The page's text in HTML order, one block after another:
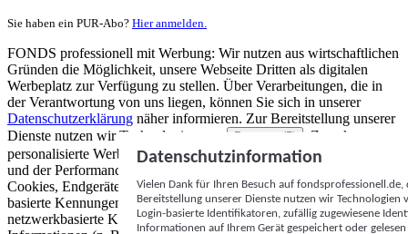
Sie haben ein PUR-Abo? Hier anmelden.
FONDS professionell mit Werbung: Wir nutzen aus wirtschaftlichen
Gründen die Möglichkeit, unsere Webseite Dritten als digitalen
Werbeplatz zur Verfügung zu stellen. Über Verarbeitungen, die in
der Verantwortung von uns liegen, können Sie sich in unserer
Datenschutzerklärung näher informieren. Zur Bereitstellung unserer
Dienste nutzen wir Technologien von
Partnern (5)
. Zwecke:
personalisierte Werbung und Inhalte, Messung von Werbeleistung
und der Performance von Inhalten sowie Zielgruppenforschung.
Cookies, Endgeräte- oder ähnliche Online-Kennungen (z. B. login-
basierte Kennungen, zufällig generierte Kennungen,
netzwerkbasierte Kennungen) können zusammen mit anderen
Datenschutzinformation
Vielen Dank für Ihren Besuch auf
Bereitstellung unserer Dienste nutzen wir Technologien
Login-basierte Identifikatoren, zufällig zugewiesene
Informationen auf Ihrem Gerät gespeichert oder